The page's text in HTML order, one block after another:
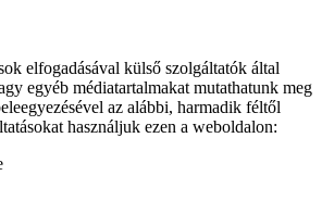
elfogadásával külső szolgáltatók által
egyéb médiatartalmakat mutathatunk meg
az alábbi, harmadik féltől
használjuk ezen a weboldalon: